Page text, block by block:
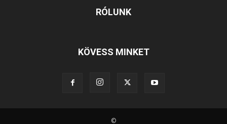
RÓLUNK
KÖVESS MINKET
©